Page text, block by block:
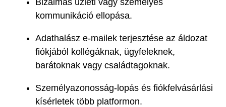
kommunikáció ellopása.
Adathalász e-mailek terjesztése az áldozat
fiókjából kollégáknak, ügyfeleknek,
barátoknak vagy családtagoknak.
Személyazonosság-lopás és fiókfelvásárlási
kísérletek több platformon.